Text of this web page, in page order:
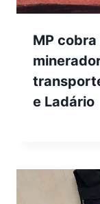
MP
e Ladário